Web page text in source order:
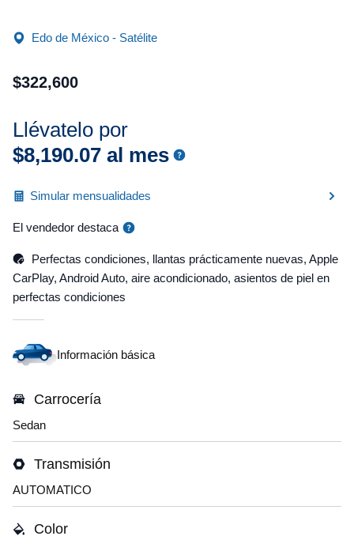
Edo de México - Satélite
$322,600
Llévatelo por
$8,190.07 al mes
Simular mensualidades
El vendedor destaca
Perfectas condiciones, llantas prácticamente nuevas, Apple
CarPlay, Android Auto, aire acondicionado, asientos de piel en
perfectas condiciones
Información básica
Carrocería
Sedan
Transmisión
AUTOMATICO
Color